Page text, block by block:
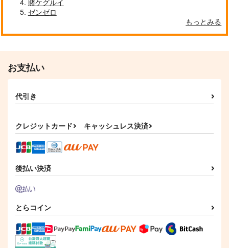
賭ケグルイ
ゼンゼロ
もっとみる
お支払い
代引き
クレジットカード キャッシュレス決済
後払い決済
とらコイン